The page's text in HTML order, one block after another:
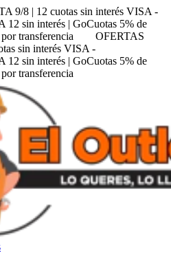
9/8 | 12 cuotas sin interés VISA -
sin interés | GoCuotas 5% de
transferencia
OFERTAS
sin interés VISA -
sin interés | GoCuotas 5% de
transferencia